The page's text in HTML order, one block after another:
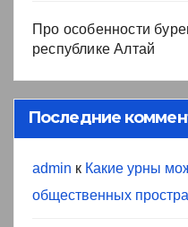
Про особенности
республике Алтай
Последние
admin к Какие урны
общественных